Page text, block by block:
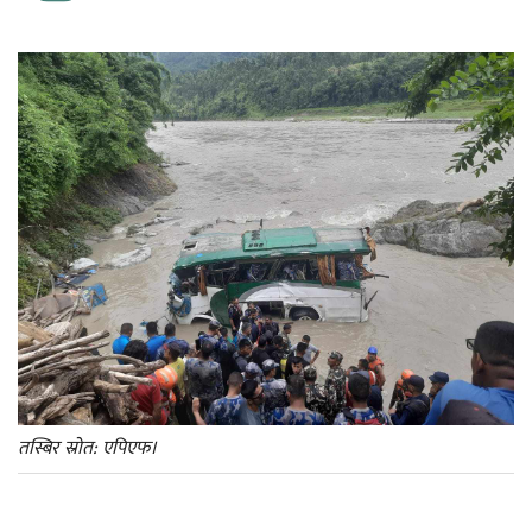
तस्बिर स्रोत: एपिएफ।